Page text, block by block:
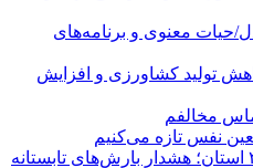
حیات معنوی و برنامه‌های
تولید کشاورزی و افزایش
مخالفم
نفس تازه می‌کنیم
بارش‌های سیل‌آسا در راه ۳ استان؛ هشدار بارش‌های تابستانه